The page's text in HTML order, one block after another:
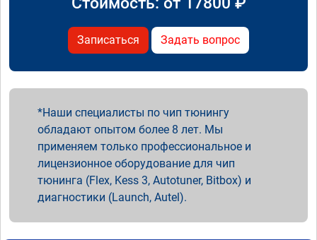
Записаться Задать вопрос
Наши специалисты по чип тюнингу
обладают опытом более 8 лет. Мы
применяем только профессиональное и
лицензионное оборудование для чип
тюнинга (Flex, Kess 3, Autotuner, Bitbox) и
диагностики (Launch, Autel).